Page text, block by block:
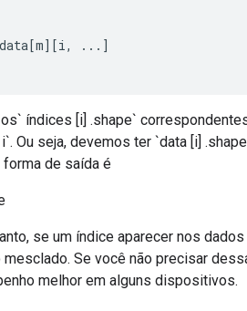
data[m][i, ...]
índices [i] .shape`
Ou seja, devemos ter `data [i]
de saída é
se um índice aparecer nos
Se você não precisar
melhor em alguns dispositivos.